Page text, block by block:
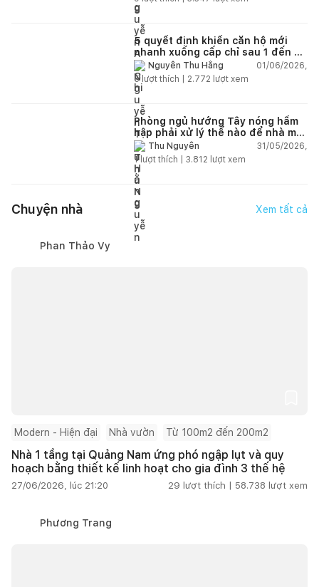
5 quyết định khiến căn hộ mới
nhanh xuống cấp chỉ sau 1 đến 2
nămNguyễn Thu Hằng
01/06/2026,
5lượt thích | 2.772 lượt xem
Phòng ngủ hướng Tây nóng hầm
hập phải xử lý thế nào để nhà mát
hơn?Thu Nguyễn
31/05/2026,
1lượt thích | 3.812 lượt xem
Chuyện nhà Xem tất cả
Phan Thảo Vy
Modern - Hiện đại Nhà vườn Từ 100m2 đến 200m2
Nhà 1 tầng tại Quảng Nam ứng phó ngập lụt và quy
hoạch bằng thiết kế linh hoạt cho gia đình 3 thế hệ
27/06/2026, lúc 21:20 29 lượt thích | 58.738 lượt xem
Phương Trang